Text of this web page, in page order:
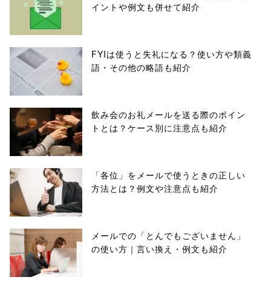
イントや例文も併せて紹介
FYIは使うと失礼になる？使い方や類義
語・その他の略語も紹介
飲み会のお礼メールを送る際のポイン
トとは？ケース別に注意点も紹介
「各位」をメールで使うときの正しい
方法とは？例文や注意点も紹介
メールでの「とんでもございません」
の使い方｜言い換え・例文も紹介